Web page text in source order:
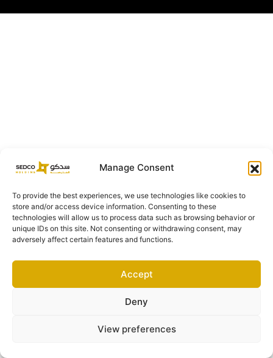
Manage Consent
To provide the best experiences, we use technologies like cookies to
store and/or access device information. Consenting to these
technologies will allow us to process data such as browsing behavior or
unique IDs on this site. Not consenting or withdrawing consent, may
adversely affect certain features and functions.
Accept
Deny
View preferences